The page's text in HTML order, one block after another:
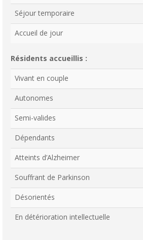
Séjour temporaire
Accueil de jour
Résidents accueillis :
Vivant en couple
Autonomes
Semi-valides
Dépendants
Atteints d’Alzheimer
Souffrant de Parkinson
Désorientés
En détérioration intellectuelle